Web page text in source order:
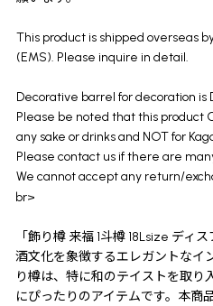
This product is shipped overseas
(EMS). Please inquire in detail.
Decorative barrel for decoration is
Please be noted that this product
any sake or drinks and NOT for
Please contact us if there are
We cannot accept any return/
br>
「飾り樽 来福 1斗樽 18Lsize ディ
酒文化を象徴するエレガントなイ
り樽は、特に和のテイストを取り
にぴったりのアイテムです。本商